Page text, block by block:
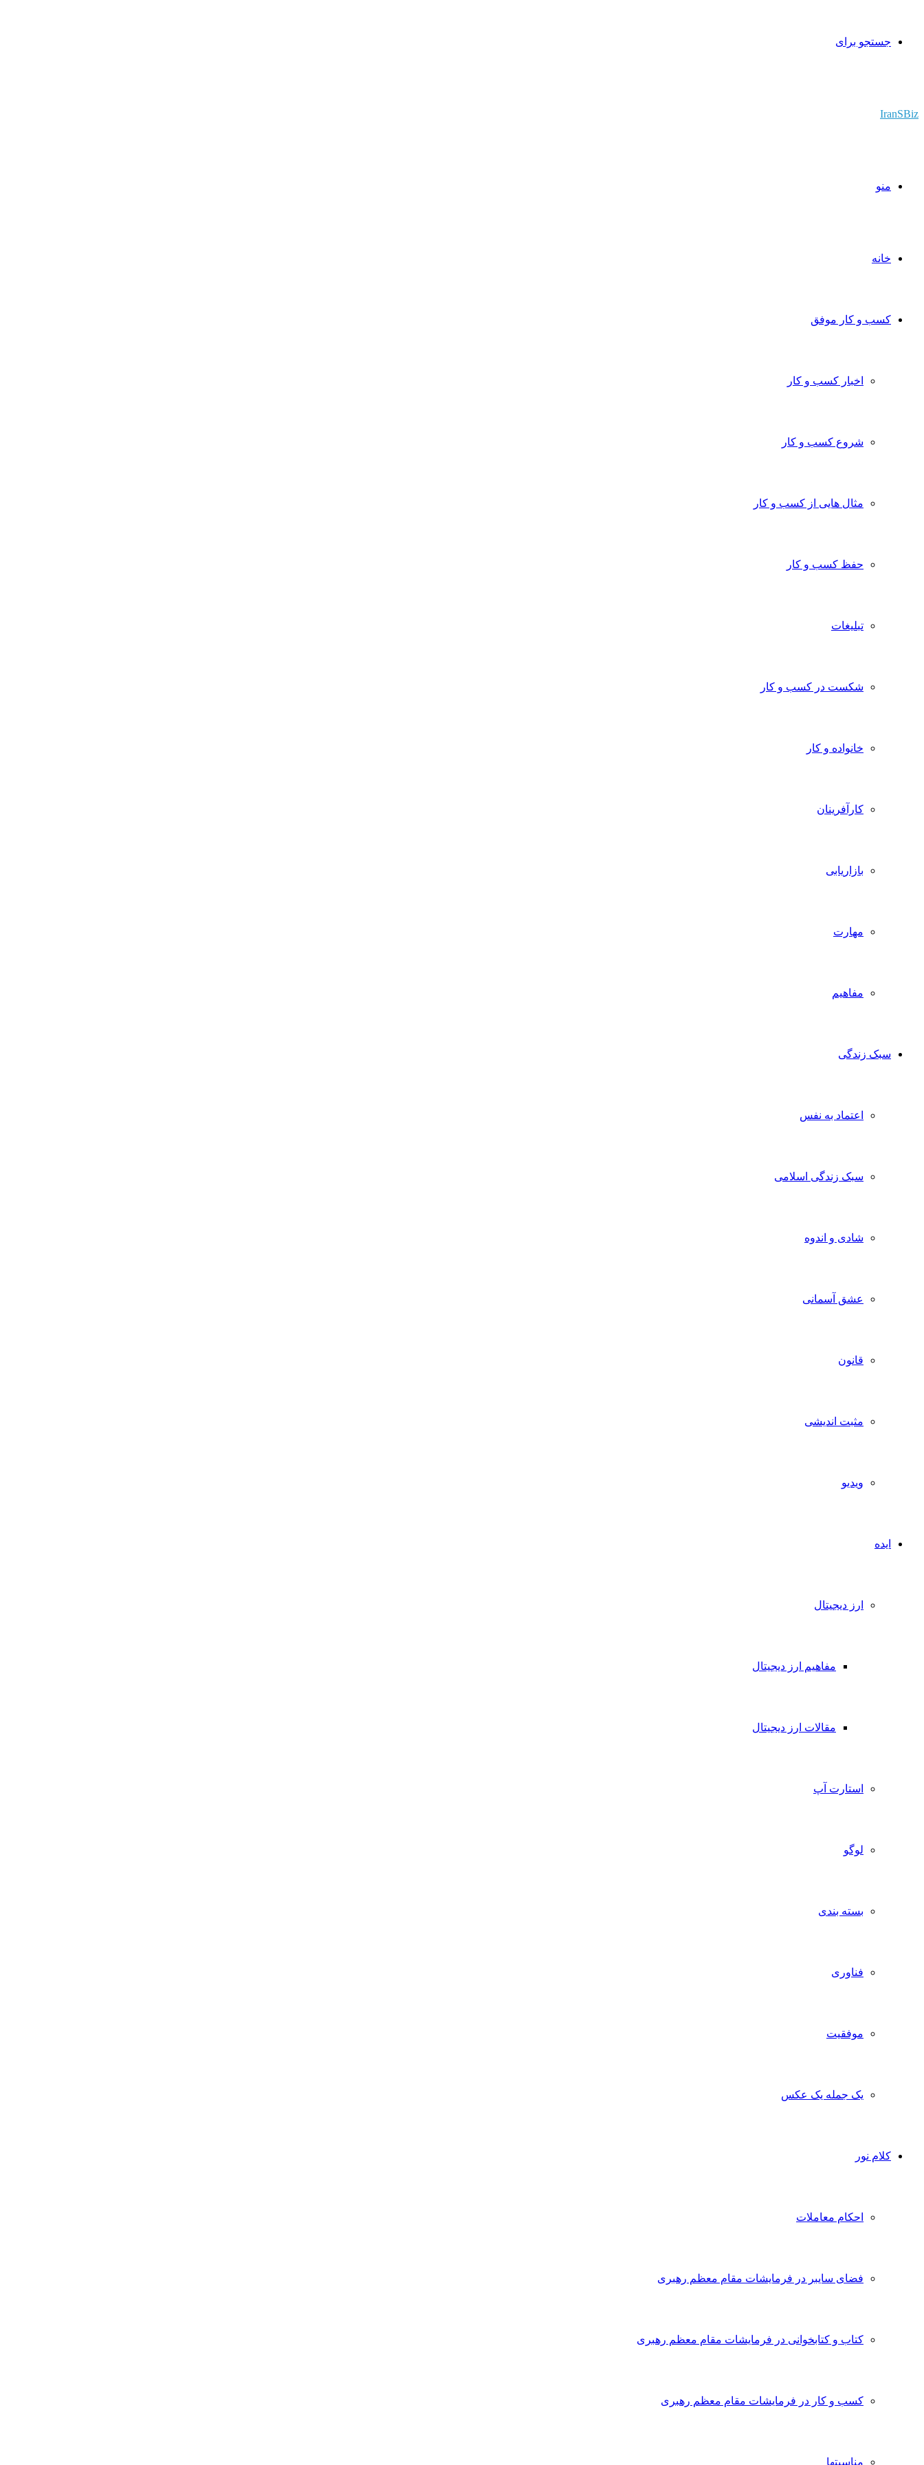
جستجو برای
IranSBiz
منو
خانه
کسب و کار موفق
اخبار کسب و کار
شروع کسب و کار
مثال هایی از کسب و کار
حفظ کسب و کار
تبلیغات
شکست در کسب و کار
خانواده و کار
کارآفرینان
بازاریابی
مهارت
مفاهیم
سبک زندگی
اعتماد به نفس
سبک زندگی اسلامی
شادی و اندوه
عشق آسمانی
قانون
مثبت اندیشی
ویدیو
ایده
ارز دیجیتال
مفاهیم ارز دیجیتال
مقالات ارز دیجیتال
استارت آپ
لوگو
بسته بندی
فناوری
موفقیت
یک جمله یک عکس
کلام نور
احکام معاملات
فضای سایبر در فرمایشات مقام معظم رهبری
کتاب و کتابخوانی در فرمایشات مقام معظم رهبری
کسب و کار در فرمایشات مقام معظم رهبری
مناسبتها